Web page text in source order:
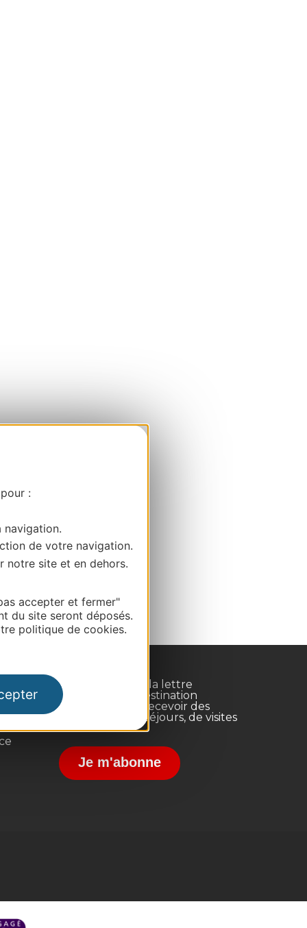
:
navigation.
de votre navigation.
notre site et en dehors.
accepter et fermer"
du site seront déposés.
politique de cookies.
Inscrivez-vous à la lettre
d'information Destination
Occitanie pour recevoir des
suggestions de séjours, de visites
et de sorties.
Je m'abonne